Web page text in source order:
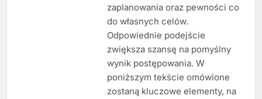
zaplanowania oraz pewności co
do własnych celów.
Odpowiednie podejście
zwiększa szansę na pomyślny
wynik postępowania. W
poniższym tekście omówione
zostaną kluczowe elementy, na